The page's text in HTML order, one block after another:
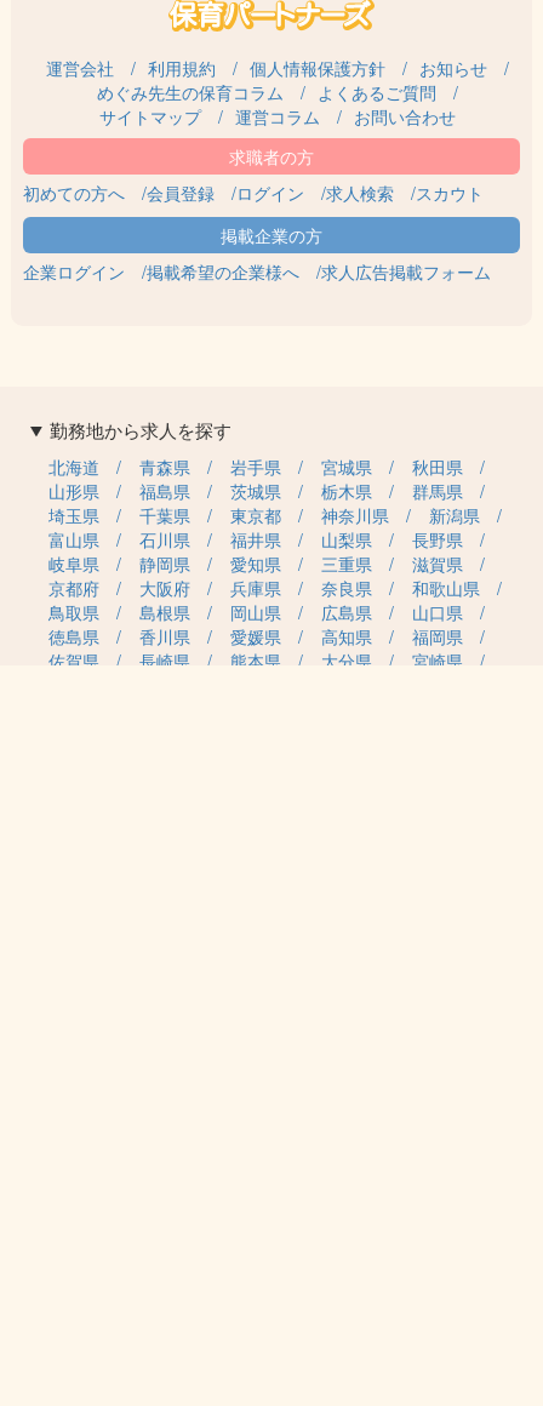
運営会社 利用規約 個人情報保護方針
お知らせ
めぐみ先生の保育コラム
よくあるご質問
サイトマップ
運営コラム お問い合わせ
初めての方へ 会員登録 ログイン 求人検索 スカウト
企業ログイン 掲載希望の企業様へ 求人広告掲載フォーム
勤務地から求人を探す
北海道 青森県 岩手県 宮城県
秋田県
山形県
福島県 茨城県 栃木県
群馬県
埼玉県
千葉県 東京都 神奈川県
新潟県
富山県
石川県 福井県 山梨県
長野県
岐阜県
静岡県 愛知県 三重県
滋賀県
京都府
大阪府 兵庫県 奈良県
和歌山県
鳥取県
島根県 岡山県 広島県
山口県
徳島県
香川県 愛媛県 高知県
福岡県
佐賀県
長崎県 熊本県 大分県
宮崎県